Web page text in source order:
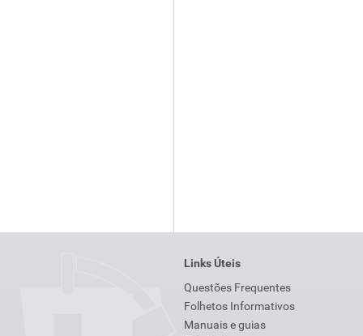
Links Úteis
Questões Frequentes
Folhetos Informativos
Manuais e guias